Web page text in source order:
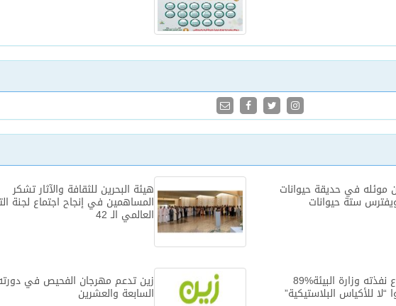
هيئة البحرين للثقافة والآثار تشكر
المساهمين في إنجاح اجتماع لجنة
العالمي الـ 42‎
موئله في حديقة حيوانات
ويفترس ستة حيوانات
زين تدعم مهرجان الفحيص في
السابعة والعشرين
في استطلاع نفذته وزارة البيئة%89
“لا للأكياس البلاستيكية”